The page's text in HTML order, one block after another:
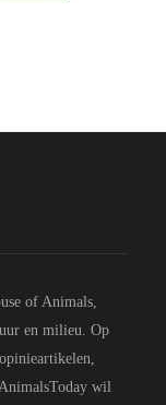
of Animals,
en milieu. Op
wil